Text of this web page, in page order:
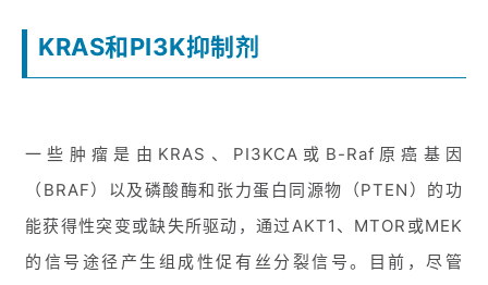
KRAS和PI3K抑制剂
一些肿瘤是由KRAS、PI3KCA或B-Raf原癌基因
（BRAF）以及磷酸酶和张力蛋白同源物（PTEN）的功
能获得性突变或缺失所驱动，通过AKT1、MTOR或MEK
的信号途径产生组成性促有丝分裂信号。目前，尽管